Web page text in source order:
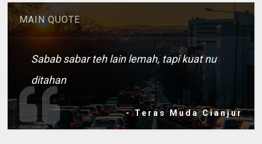
MAIN QUOTE
Sabab sabar teh lain lemah, tapi kuat nu
ditahan
- Teras Muda Cianjur